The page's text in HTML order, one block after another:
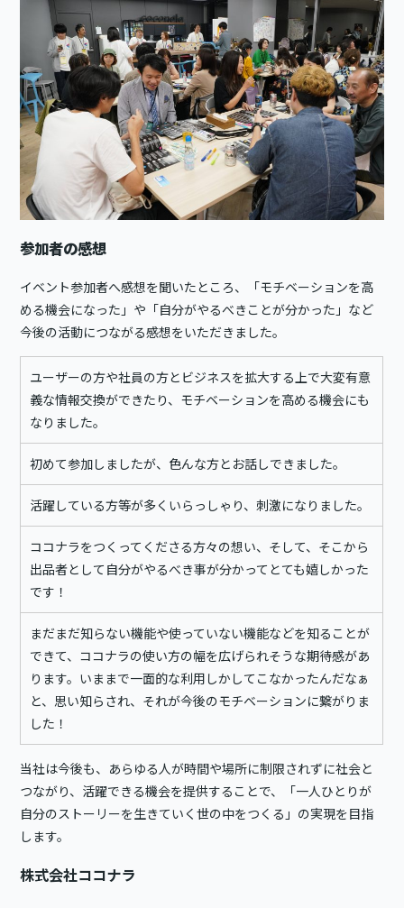
参加者の感想
イベント参加者へ感想を聞いたところ、「モチベーションを高
める機会になった」や「自分がやるべきことが分かった」など
今後の活動につながる感想をいただきました。
ユーザーの方や社員の方とビジネスを拡大する上で大変有意
義な情報交換ができたり、モチベーションを高める機会にも
なりました。
初めて参加しましたが、色んな方とお話しできました。
活躍している方等が多くいらっしゃり、刺激になりました。
ココナラをつくってくださる方々の想い、そして、そこから
出品者として自分がやるべき事が分かってとても嬉しかった
です！
まだまだ知らない機能や使っていない機能などを知ることが
できて、ココナラの使い方の幅を広げられそうな期待感があ
ります。いままで一面的な利用しかしてこなかったんだなぁ
と、思い知らされ、それが今後のモチベーションに繋がりま
した！
当社は今後も、あらゆる人が時間や場所に制限されずに社会と
つながり、活躍できる機会を提供することで、「一人ひとりが
自分のストーリーを生きていく世の中をつくる」の実現を目指
します。
株式会社ココナラ